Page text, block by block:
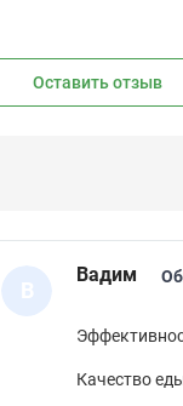
Оставить отзыв
В
Вадим
Качество